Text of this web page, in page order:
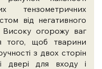
тензометричних
від негативного
огорожу ваг
того, щоб тварини
з двох сторін
двері для входу і